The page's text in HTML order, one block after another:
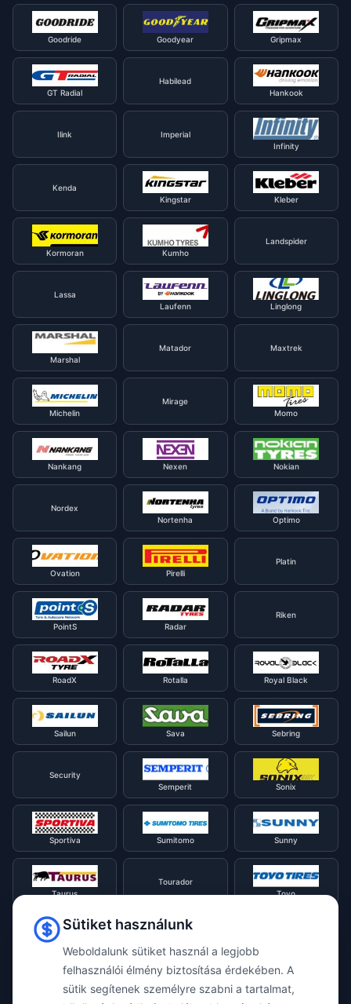
Goodride Goodyear Gripmax
GT Radial
Habilead
Hankook
Ilink
Imperial
Infinity
Kenda
Kingstar
Kleber
Kormoran Kumho
Landspider
Lassa
Laufenn
Linglong
Marshal
Matador Maxtrek
Michelin
Mirage
Momo
Nankang Nexen Nokian
Nordex
Nortenha
Optimo
Ovation Pirelli
Platin
PointS Radar
Riken
RoadX Rotalla Royal Black
Sailun Sava Sebring
Security
Semperit
Sonix
Sportiva Sumitomo Sunny
Taurus
Tourador
Toyo
Tracmax
Triangle
Viking Voyager
Sütiket használunk
Weboldalunk sütiket használ a legjobb
felhasználói élmény biztosítása érdekében. A
sütik segítenek személyre szabni a tartalmat,